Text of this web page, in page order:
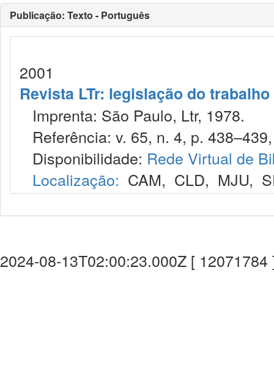
Publicação: Texto - Português
2001
Revista LTr: legislação do trabalho
Imprenta: São Paulo, Ltr, 1978.
Referência: v. 65, n. 4, p.
Disponibilidade: Rede Virtual de
Localização: CAM, CLD, MJU,
2024-08-13T02:00:23.000Z [ 12071784